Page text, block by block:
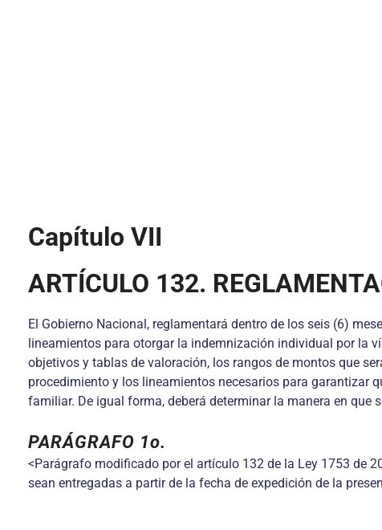
Capítulo VII
ARTÍCULO 132.
El Gobierno Nacional, reglamentará dentro de los seis (6)
lineamientos para otorgar la indemnización individual por la
objetivos y tablas de valoración, los rangos de montos que
procedimiento y los lineamientos necesarios para garantizar
familiar. De igual forma, deberá determinar la manera en
PARÁGRAFO 1o.
<Parágrafo modificado por el artículo 132 de la Ley 1753 de
sean entregadas a partir de la fecha de expedición de la